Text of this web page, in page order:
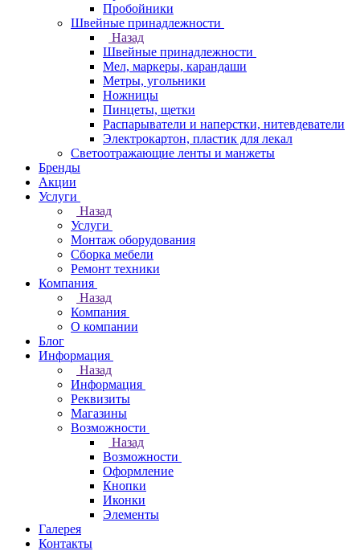
Пробойники
Швейные принадлежности
Назад
Швейные принадлежности
Мел, маркеры, карандаши
Метры, угольники
Ножницы
Пинцеты, щетки
Распарыватели и наперстки, нитевдеватели
Электрокартон, пластик для лекал
Светоотражающие ленты и манжеты
Бренды
Акции
Услуги
Назад
Услуги
Монтаж оборудования
Сборка мебели
Ремонт техники
Компания
Назад
Компания
О компании
Блог
Информация
Назад
Информация
Реквизиты
Магазины
Возможности
Назад
Возможности
Оформление
Кнопки
Иконки
Элементы
Галерея
Контакты